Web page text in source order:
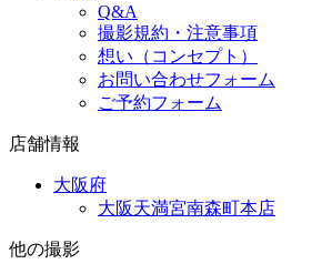
Q&A
撮影規約・注意事項
想い（コンセプト）
お問い合わせフォーム
ご予約フォーム
店舗情報
大阪府
大阪天満宮南森町本店
他の撮影